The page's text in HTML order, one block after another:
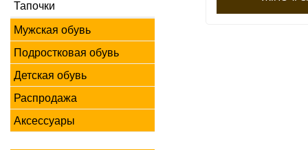
Тапочки
Мужская обувь
Подростковая обувь
Детская обувь
Распродажа
Аксессуары